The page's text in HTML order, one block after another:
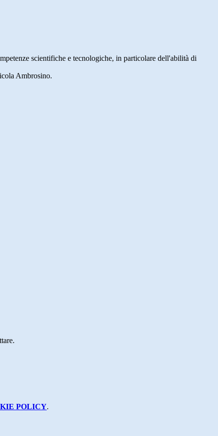
scientifiche e tecnologiche, in particolare dell'abilità di
Ambrosino.
POLICY.